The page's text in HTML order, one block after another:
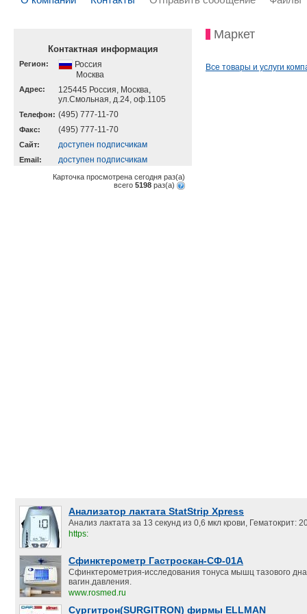
Контактная информация
Регион:
Россия
Москва
Адрес:
125445 Россия, Москва,
ул.Смольная, д.24, оф.1105
Телефон: (495) 777-11-70
Факс: (495) 777-11-70
Cайт: доступен подписчикам
Email: доступен подписчикам
Карточка просмотрена сегодня раз(a)
всего 5198 раз(a)
Маркет
Все товары и услуги
Анализатор лактата StatStrip Xpress
Анализ лактата за 13 секунд из 0,6 мкл крови, Гематокрит:
https:
Сфинктерометр Гастроскан-СФ-01А
Сфинктерометрия-исследования тонуса мышц тазового
вагин.давления.
www.rosmed.ru
Сургитрон(SURGITRON) фирмы ELLMAN